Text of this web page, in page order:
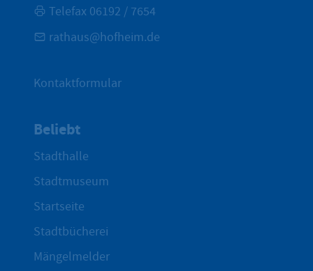
Telefax 06192 / 7654
rathaus@hofheim.de
Kontaktformular
Beliebt
Stadthalle
Stadtmuseum
Startseite
Stadtbücherei
Mängelmelder